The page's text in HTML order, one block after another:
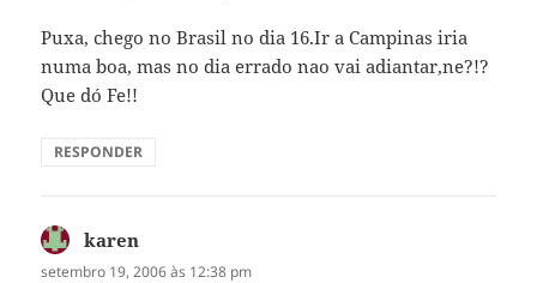
Puxa, chego no Brasil no dia 16.Ir a Campinas iria
numa boa, mas no dia errado nao vai adiantar,ne?!?
Que dó Fe!!
RESPONDER
karen
setembro 19, 2006 às 12:38 pm